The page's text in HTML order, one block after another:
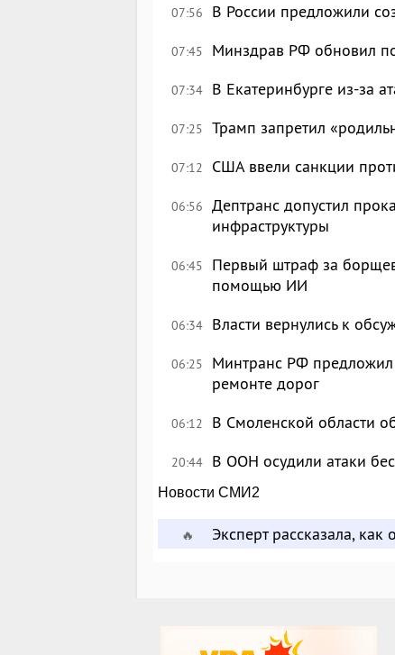
07:56 В России предложили
07:45 Минздрав РФ обновил
07:34 В Екатеринбурге из-за
07:25 Трамп запретил
07:12 США ввели санкции
06:56 Дептранс допустил
инфраструктуры
06:45
Первый штраф за
помощью ИИ
06:34 Власти вернулись к
06:25
Минтранс РФ предложил
ремонте дорог
06:12 В Смоленской области
20:44 В ООН осудили атаки
Новости СМИ2
🔥 Эксперт рассказала,